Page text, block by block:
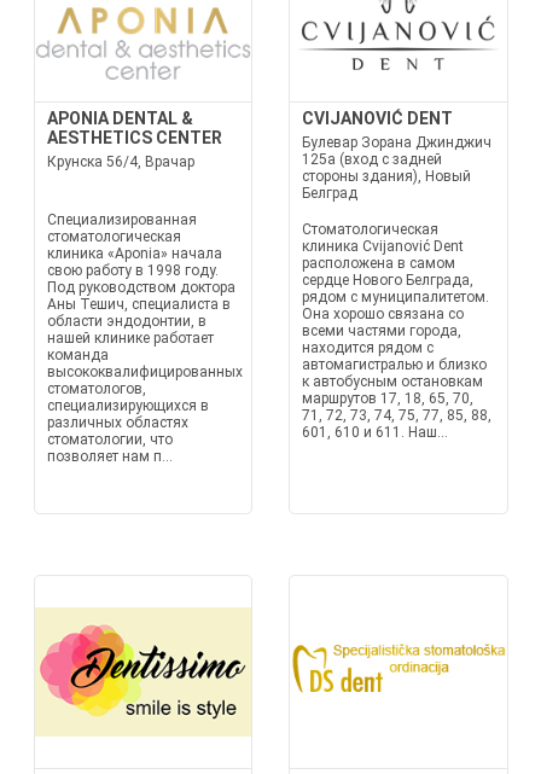
APONIA DENTAL &
AESTHETICS CENTER
Крунска 56/4, Врачар
Специализированная
стоматологическая
клиника «Aponia» начала
свою работу в 1998 году.
Под руководством доктора
Аны Тешич, специалиста в
области эндодонтии, в
нашей клинике работает
команда
высококвалифицированных
стоматологов,
специализирующихся в
различных областях
стоматологии, что
позволяет нам п...
CVIJANOVIĆ DENT
Булевар Зорана Джинджич
125а (вход с задней
стороны здания), Новый
Белград
Стоматологическая
клиника Cvijanović Dent
расположена в самом
сердце Нового Белграда,
рядом с муниципалитетом.
Она хорошо связана со
всеми частями города,
находится рядом с
автомагистралью и близко
к автобусным остановкам
маршрутов 17, 18, 65, 70,
71, 72, 73, 74, 75, 77, 85, 88,
601, 610 и 611. Наш...